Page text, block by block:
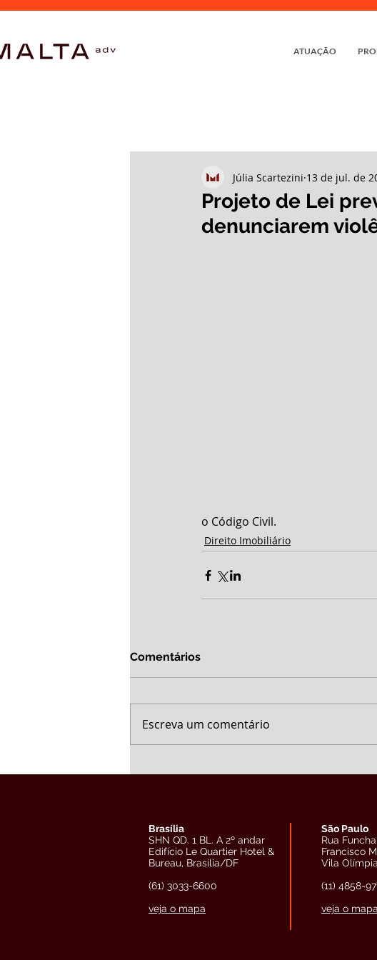
ATUAÇÃO
Projeto de Lei
denunciarem
Júlia Scartezini 13 de jul. de
o Código Civil.
Direito Imobiliário
Comentários
Escreva um comentário
Brasília
SHN QD. 1 BL. A 2º andar
Edifício Le Quartier Hotel &
Bureau, Brasília/DF
(61) 3033-6600
veja o mapa
São Paulo
Rua
Francisco
Vila
(11) 4858-
veja o mapa